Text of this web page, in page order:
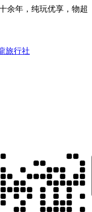
余年，纯玩优享，物超
旅行社